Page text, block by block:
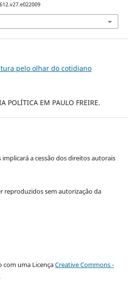
pelo olhar do cotidiano
POLÍTICA EM PAULO FREIRE.
implicará a cessão dos direitos autorais
reproduzidos sem autorização da
com uma LicençaCreative Commons -